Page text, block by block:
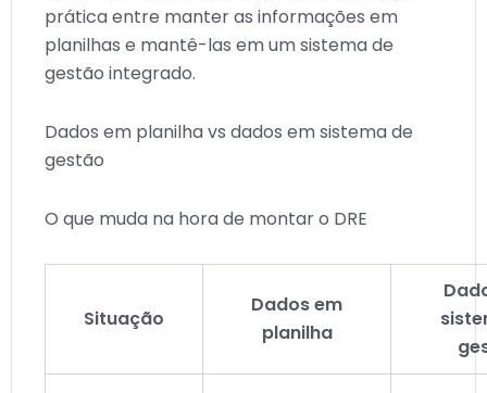
prática entre manter as informações em
planilhas e mantê-las em um sistema de
gestão integrado.
Dados em planilha vs dados em sistema de
gestão
O que muda na hora de montar o DRE
Situação
Dados em
planilha